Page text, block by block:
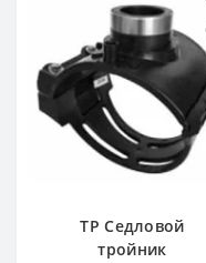
ТР Седловой
тройник